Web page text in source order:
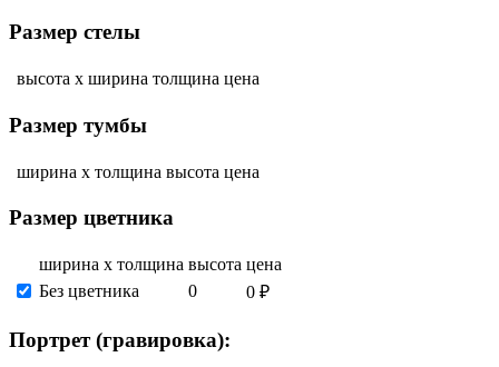
Размер стелы
высота х ширина толщина цена
Размер тумбы
ширина х толщина высота цена
Размер цветника
ширина х толщина высота цена
Без цветника
0 0 ₽
Портрет (гравировка):